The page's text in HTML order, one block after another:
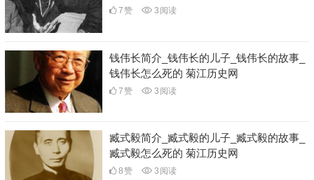
7赞 3 阅读
钱伟长简介_钱伟长的儿子_钱伟长的故事_
钱伟长怎么死的 菊江历史网
7赞 3 阅读
臧式毅简介_臧式毅的儿子_臧式毅的故事_
臧式毅怎么死的 菊江历史网
8赞 3 阅读